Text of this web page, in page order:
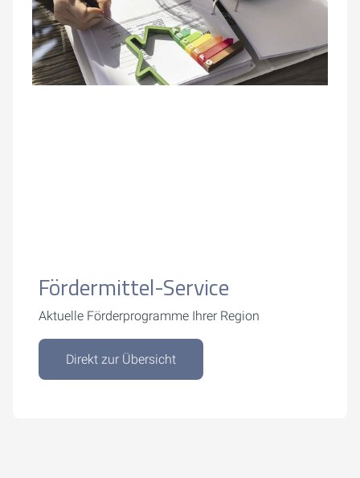
Fördermittel-Service
Aktuelle Förderprogramme Ihrer Region
Direkt zur Übersicht